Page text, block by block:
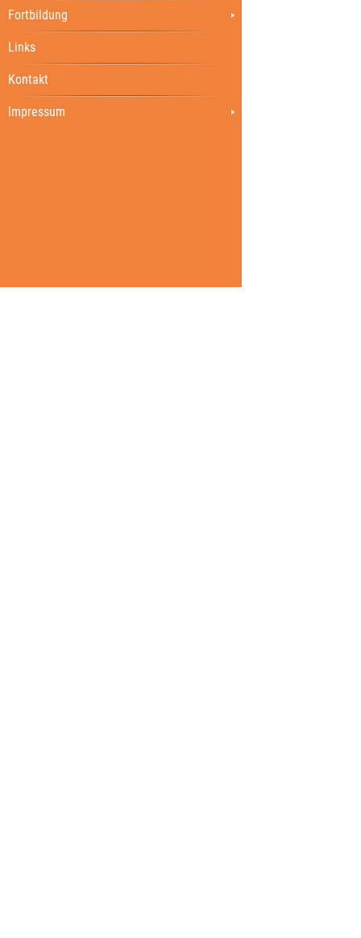
Fortbildung
Links
Kontakt
Impressum